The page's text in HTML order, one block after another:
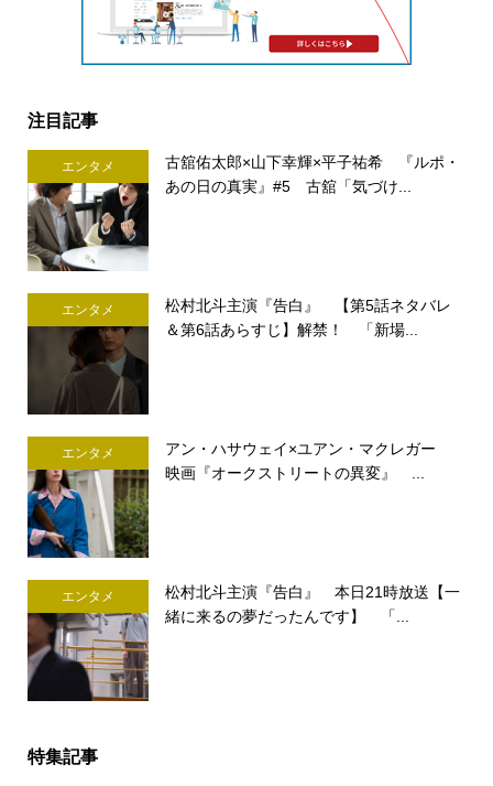
注目記事
エンタメ
古舘佑太郎×山下幸輝×平子祐希 『ルポ・
あの日の真実』#5 古舘「気づけ...
エンタメ
松村北斗主演『告白』 【第5話ネタバレ
＆第6話あらすじ】解禁！ 「新場...
エンタメ
アン・ハサウェイ×ユアン・マクレガー
映画『オークストリートの異変』 ...
エンタメ
松村北斗主演『告白』 本日21時放送【一
緒に来るの夢だったんです】 「...
特集記事